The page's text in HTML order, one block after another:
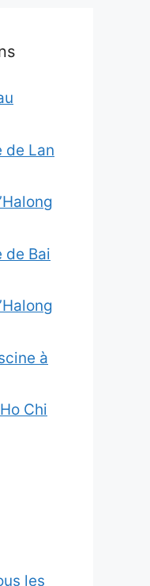
de Lan
de Bai
à
Chi
les